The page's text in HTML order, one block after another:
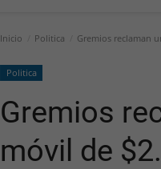
Inicio Politica Gremios reclaman
Politica
Gremios
móvil de